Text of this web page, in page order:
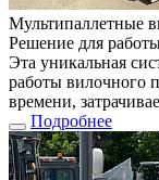
Мультипаллетные
Решение для
Эта уникальная
работы вилочного
времени,
Подробнее